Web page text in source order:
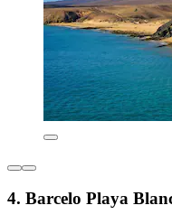
4. Barcelo Playa